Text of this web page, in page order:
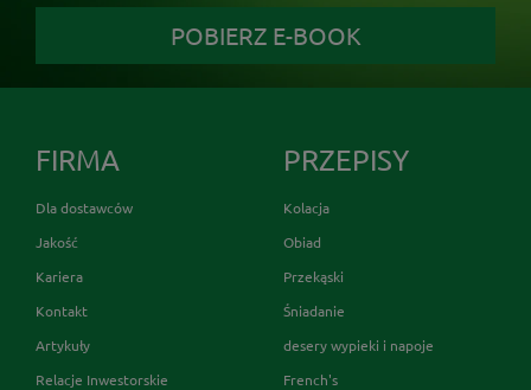
POBIERZ E-BOOK
FIRMA
Dla dostawców
Jakość
Kariera
Kontakt
Artykuły
Relacje Inwestorskie
PRZEPISY
Kolacja
Obiad
Przekąski
Śniadanie
desery wypieki i napoje
French's